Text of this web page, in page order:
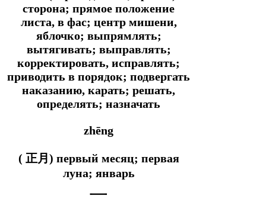
сторона; прямое положение
листа, в фас; центр мишени,
яблочко; выпрямлять;
вытягивать; выправлять;
корректировать, исправлять;
приводить в порядок; подвергать
наказанию, карать; решать,
определять; назначать
zhēng
( 正月) первый месяц; первая
луна; январь
一